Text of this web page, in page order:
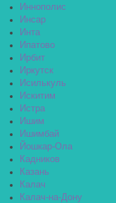
Иннополис
Инсар
Инта
Ипатово
Ирбит
Иркутск
Исилькуль
Искитим
Истра
Ишим
Ишимбай
Йошкар-Ола
Кадников
Казань
Калач
Калач-на-Дону